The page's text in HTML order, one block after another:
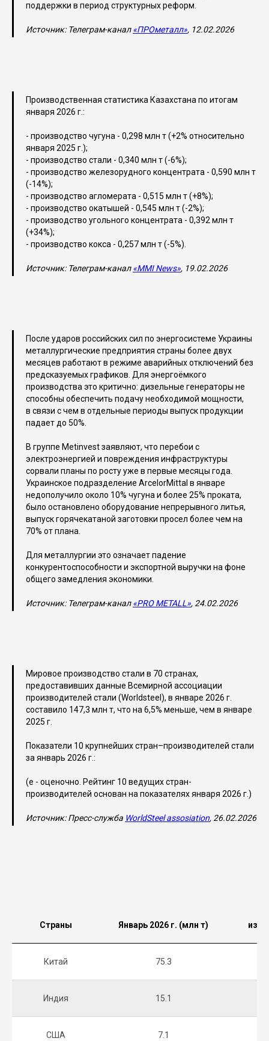
поддержки в период структурных реформ.
Источник: Телеграм-канал«ПРОметалл», 12.02.2026
Производственная статистика Казахстана по итогам
января 2026 г.:
- производство чугуна - 0,298 млн т (+2% относительно
января 2025 г.);
- производство стали - 0,340 млн т (-6%);
- производство железорудного концентрата - 0,590 млн т
(-14%);
- производство агломерата - 0,515 млн т (+8%);
- производство окатышей - 0,545 млн т (-2%);
- производство угольного концентрата - 0,392 млн т
(+34%);
- производство кокса - 0,257 млн т (-5%).
Источник: Телеграм-канал«MMI News», 19.02.2026
После ударов российских сил по энергосистеме Украины
металлургические предприятия страны более двух
месяцев работают в режиме аварийных отключений без
предсказуемых графиков. Для энергоёмкого
производства это критично: дизельные генераторы не
способны обеспечить подачу необходимой мощности,
в связи с чем в отдельные периоды выпуск продукции
падает до 50%.
В группе Metinvest заявляют, что перебои с
электроэнергией и повреждения инфраструктуры
сорвали планы по росту уже в первые месяцы года.
Украинское подразделение ArcelorMittal в январе
недополучило около 10% чугуна и более 25% проката,
было остановлено оборудование непрерывного литья,
выпуск горячекатаной заготовки просел более чем на
70% от плана.
Для металлургии это означает падение
конкурентоспособности и экспортной выручки на фоне
общего замедления экономики.
Источник: Телеграм-канал«PRO METALL», 24.02.2026
Мировое производство стали в 70 странах,
предоставивших данные Всемирной ассоциации
производителей стали (Worldsteel), в январе 2026 г.
составило 147,3 млн т, что на 6,5% меньше, чем в январе
2025 г.
Показатели 10 крупнейших стран–производителей стали
за январь 2026 г.:
(e - оценочно. Рейтинг 10 ведущих стран-
производителей основан на показателях января 2026 г.)
Источник: Пресс-служба WorldSteel assosiation, 26.02.2026
Страны Январь 2026 г. (млн т)
Китай 75.3
Индия 15.1
США 7.1